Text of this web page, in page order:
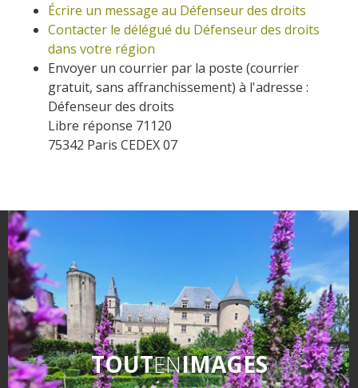
Écrire un message au Défenseur des droits
Contacter le délégué du Défenseur des droits
dans votre région
Envoyer un courrier par la poste (courrier
gratuit, sans affranchissement) à l'adresse :
Défenseur des droits
Libre réponse 71120
75342 Paris CEDEX 07
TOUTENIMAGES